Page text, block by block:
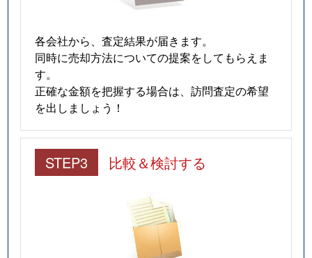
各会社から、査定結果が届きます。
同時に売却方法についての提案をしてもらえま
す。
正確な金額を把握する場合は、訪問査定の希望
を出しましょう！
STEP3 比較＆検討する